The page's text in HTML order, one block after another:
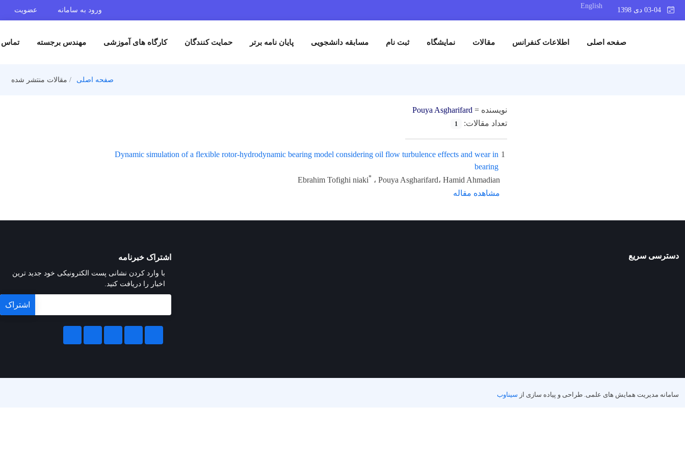
English
ورود به سامانه عضویت
صفحه اصلی اطلاعات کنفرانس مقالات نمایشگاه ثبت نام مسابقه دانشجویی پایان نامه برتر حمایت کنندگان کارگاه های آموزشی مهندس برجسته تماس
صفحه اصلی مقالات منتشر شده
نویسنده = Pouya Asgharifard
تعداد مقالات:
1
1
Dynamic simulation of a flexible rotor-hydrodynamic bearing model considering oil flow turbulence effects and wear in
bearing
Ebrahim Tofighi niaki* ، Pouya Asgharifard، Hamid Ahmadian
مشاهده مقاله
دسترسی سریع اشتراک خبرنامه
با وارد کردن نشانی پست الکترونیکی خود جدید ترین
اخبار را دریافت کنید.
سامانه مدیریت همایش های علمی. طراحی و پیاده سازی از سیناوب